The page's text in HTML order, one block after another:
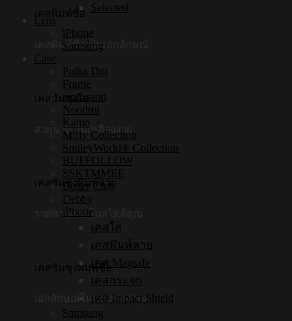
เคสพิมพ์ชื่อ
เคสพิมพ์ชื่อเป็นเอกลักษณ์
เคสซัมซุงใส
สวยนาน ไม่เหลืองง่าย
เคสซัมซุงพิมพ์ลาย
รวดลายสวยในสไตล์คุณ
เคสซัมซุงพิมพ์ชื่อ
เอกลักษณ์ในแบบของคุณ
Selected
Lens
iPhone
Samsung
Case
Polka Dot
Frame
mofusand
Noodmi
Kamo
Miffy Collection
SmileyWorld® Collection
BUFFOLLOW
SSKTMMEE
Butter Club
Debby
iPhone
เคสใส
เคสพิมพ์ลาย
เคส Magsafe
เคสกระจก
เคส Impact Shield
Samsung